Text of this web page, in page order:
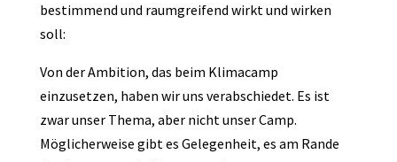
bestimmend und raumgreifend wirkt und wirken
soll:
Von der Ambition, das beim Klimacamp
einzusetzen, haben wir uns verabschiedet. Es ist
zwar unser Thema, aber nicht unser Camp.
Möglicherweise gibt es Gelegenheit, es am Rande